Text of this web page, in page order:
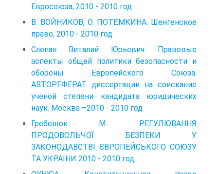
Евросоюза, 2010 - 2010 год
В. ВОЙНИКОВ, О. ПОТЁМКИНА. Шенгенское
право, 2010 - 2010 год
Слепак Виталий Юрьевич. Правовые
аспекты общей политики безопасности и
обороны Европейского Союза.
АВТОРЕФЕРАТ диссертации на соискание
ученой степени кандидата юридических
наук. Москва –2010 - 2010 год
Гребенюк М.. РЕГУЛЮВАННЯ
ПРОДОВОЛЬЧОЇ БЕЗПЕКИ У
ЗАКОНОДАВСТВІ ЄВРОПЕЙСЬКОГО СОЮЗУ
ТА УКРАЇНИ 2010 - 2010 год